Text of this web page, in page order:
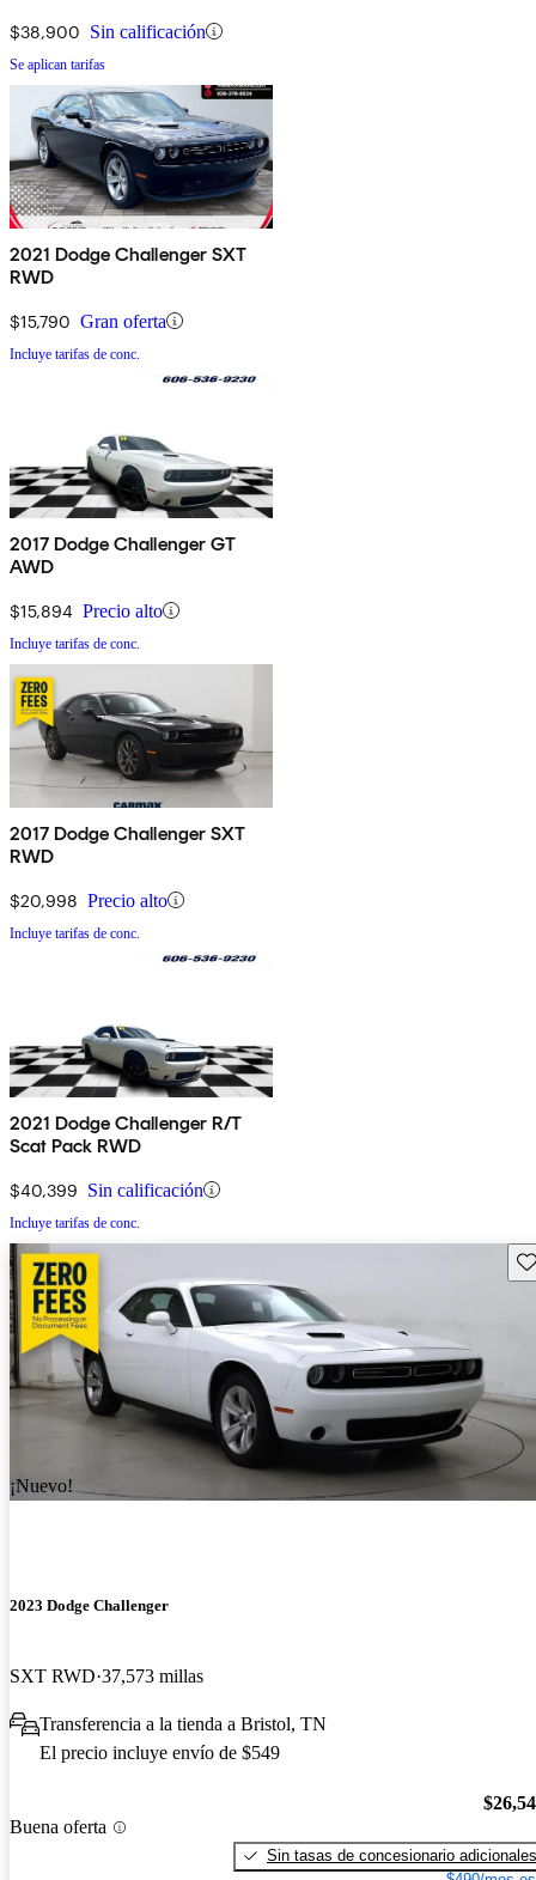
$38,900 Sin calificación
Se aplican tarifas
2021 Dodge Challenger SXT
RWD
$15,790 Gran oferta
Incluye tarifas de conc.
2017 Dodge Challenger GT
AWD
$15,894 Precio alto
Incluye tarifas de conc.
2017 Dodge Challenger SXT
RWD
$20,998 Precio alto
Incluye tarifas de conc.
2021 Dodge Challenger R/T
Scat Pack RWD
$40,399 Sin calificación
Incluye tarifas de conc.
¡Nuevo!
2023 Dodge Challenger
SXT RWD 37,573 millas
Transferencia a la tienda a Bristol, TN
El precio incluye envío de $549
Buena oferta
Sin tasas de concesionario adicionales